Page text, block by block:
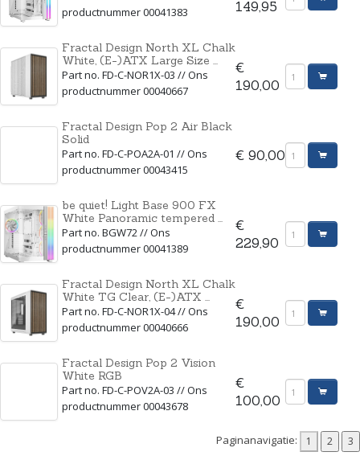
productnummer 00041383
149,95
Fractal Design North XL Chalk
White, (E-)ATX Large Size ...
Part no. FD-C-NOR1X-03 // Ons
productnummer 00040667
€
190,00
Fractal Design Pop 2 Air Black
Solid
Part no. FD-C-POA2A-01 // Ons
productnummer 00043415
€ 90,00
be quiet! Light Base 900 FX
White Panoramic tempered ...
Part no. BGW72 // Ons
productnummer 00041389
€
229,90
Fractal Design North XL Chalk
White TG Clear, (E-)ATX ...
Part no. FD-C-NOR1X-04 // Ons
productnummer 00040666
€
190,00
Fractal Design Pop 2 Vision
White RGB
Part no. FD-C-POV2A-03 // Ons
productnummer 00043678
€
100,00
Paginanavigatie: